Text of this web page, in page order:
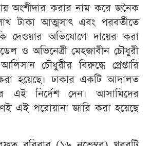
অংশীদার করার নাম করে জনৈক
টাকা আত্মসাৎ এবং পরবর্তীতে
দেওয়ার অভিযোগে দায়ের করা
ও অভিনেত্রী মেহজাবীন চৌধুরী
চৌধুরীর বিরুদ্ধে গ্রেপ্তারি
হয়েছে। ঢাকার একটি আদালত
এই নির্দেশ দেন। আসামিদের
এই পরোয়ানা জারি করা হয়েছে